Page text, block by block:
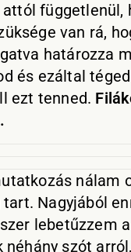
függetlenül,
van rá,
határozza
és ezáltal
ezt tenned.
nálam
Nagyjából
lebetűzzem
néhány szót